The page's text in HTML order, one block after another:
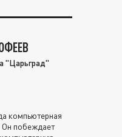
"Царьград"
компьютерная
Он побеждает